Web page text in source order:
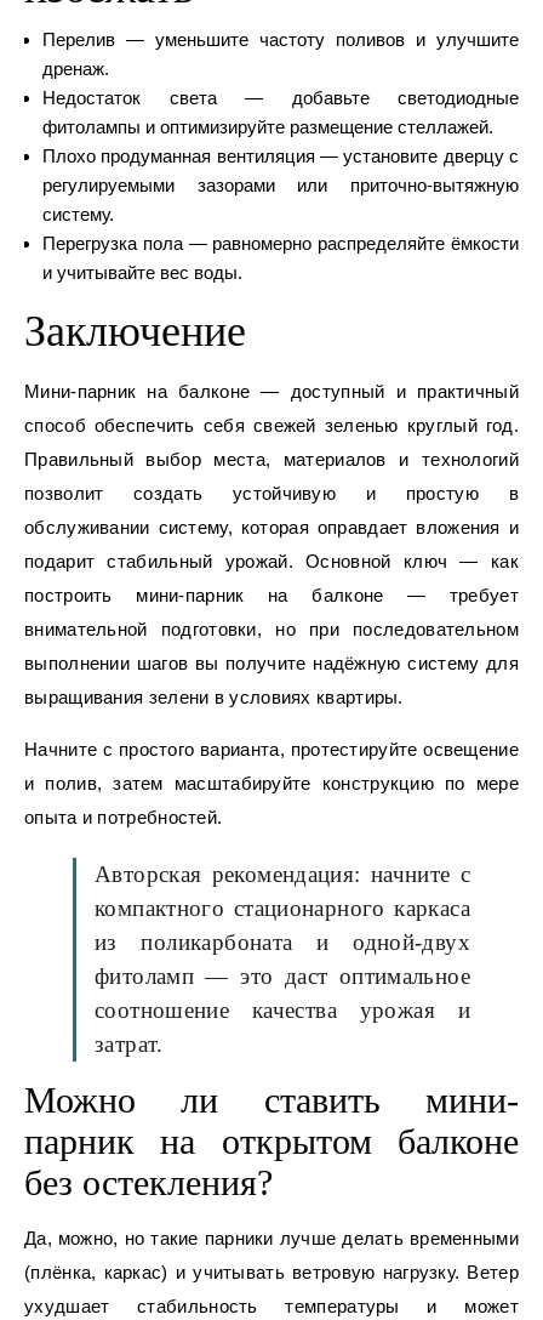
Перелив — уменьшите частоту поливов и улучшите
дренаж.
Недостаток света — добавьте светодиодные
фитолампы и оптимизируйте размещение стеллажей.
Плохо продуманная вентиляция — установите дверцу с
регулируемыми зазорами или приточно-вытяжную
систему.
Перегрузка пола — равномерно распределяйте ёмкости
и учитывайте вес воды.
Заключение
Мини-парник на балконе — доступный и практичный
способ обеспечить себя свежей зеленью круглый год.
Правильный выбор места, материалов и технологий
позволит создать устойчивую и простую в
обслуживании систему, которая оправдает вложения и
подарит стабильный урожай. Основной ключ — как
построить мини-парник на балконе — требует
внимательной подготовки, но при последовательном
выполнении шагов вы получите надёжную систему для
выращивания зелени в условиях квартиры.
Начните с простого варианта, протестируйте освещение
и полив, затем масштабируйте конструкцию по мере
опыта и потребностей.
Авторская рекомендация: начните с
компактного стационарного каркаса
из поликарбоната и одной-двух
фитоламп — это даст оптимальное
соотношение качества урожая и
затрат.
Можно ли ставить мини-
парник на открытом балконе
без остекления?
Да, можно, но такие парники лучше делать временными
(плёнка, каркас) и учитывать ветровую нагрузку. Ветер
ухудшает стабильность температуры и может